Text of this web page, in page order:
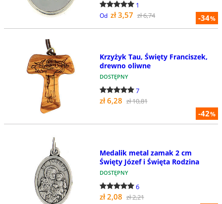
-34%
1
Od zł 3,57 zł 6,74
-42%
Krzyżyk Tau, Święty Franciszek,
drewno oliwne
DOSTĘPNY
7
zł 6,28 zł 10,81
Medalik metal zamak 2 cm
Święty Józef i Święta Rodzina
DOSTĘPNY
6
zł 2,08 zł 2,21